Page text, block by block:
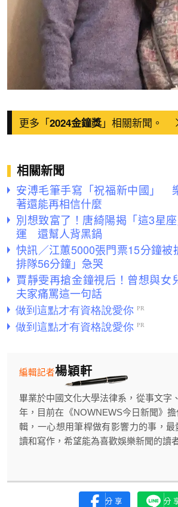
更多「2024金鐘獎」相關新聞。
相關新聞
安溥毛筆手寫「祝福新中國」
著還能再相信什麼
別想致富了！唐綺陽揭「這3星
運 還幫人背黑鍋
快訊／江蕙5000張門票15分鐘
排隊56分鐘」急哭
賈靜雯再搶金鐘視后！曾想與
夫家痛罵這一句話
楊穎軒
編輯記者
畢業於中國文化大學法律系，從事文字
年，目前在《NOWNEWS今日新聞》
輯，一心想用筆桿做有影響力的事，最
讀和寫作，希望能為喜歡娛樂新聞的讀
分享 分